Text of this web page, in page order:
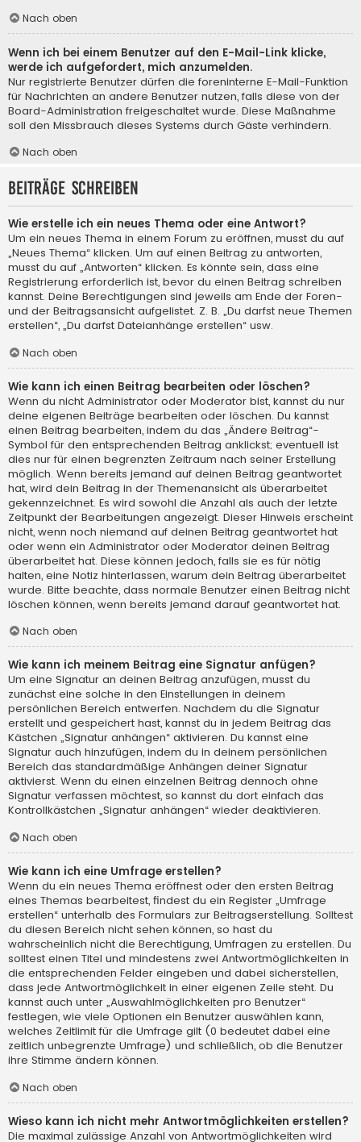
Nach oben
Wenn ich bei einem Benutzer auf den E-Mail-Link klicke,
werde ich aufgefordert, mich anzumelden.
Nur registrierte Benutzer dürfen die foreninterne E-Mail-Funktion
für Nachrichten an andere Benutzer nutzen, falls diese von der
Board-Administration freigeschaltet wurde. Diese Maßnahme
soll den Missbrauch dieses Systems durch Gäste verhindern.
Nach oben
Beiträge schreiben
Wie erstelle ich ein neues Thema oder eine Antwort?
Um ein neues Thema in einem Forum zu eröffnen, musst du auf
„Neues Thema“ klicken. Um auf einen Beitrag zu antworten,
musst du auf „Antworten“ klicken. Es könnte sein, dass eine
Registrierung erforderlich ist, bevor du einen Beitrag schreiben
kannst. Deine Berechtigungen sind jeweils am Ende der Foren-
und der Beitragsansicht aufgelistet. Z. B. „Du darfst neue Themen
erstellen“, „Du darfst Dateianhänge erstellen“ usw.
Nach oben
Wie kann ich einen Beitrag bearbeiten oder löschen?
Wenn du nicht Administrator oder Moderator bist, kannst du nur
deine eigenen Beiträge bearbeiten oder löschen. Du kannst
einen Beitrag bearbeiten, indem du das „Ändere Beitrag“-
Symbol für den entsprechenden Beitrag anklickst; eventuell ist
dies nur für einen begrenzten Zeitraum nach seiner Erstellung
möglich. Wenn bereits jemand auf deinen Beitrag geantwortet
hat, wird dein Beitrag in der Themenansicht als überarbeitet
gekennzeichnet. Es wird sowohl die Anzahl als auch der letzte
Zeitpunkt der Bearbeitungen angezeigt. Dieser Hinweis erscheint
nicht, wenn noch niemand auf deinen Beitrag geantwortet hat
oder wenn ein Administrator oder Moderator deinen Beitrag
überarbeitet hat. Diese können jedoch, falls sie es für nötig
halten, eine Notiz hinterlassen, warum dein Beitrag überarbeitet
wurde. Bitte beachte, dass normale Benutzer einen Beitrag nicht
löschen können, wenn bereits jemand darauf geantwortet hat.
Nach oben
Wie kann ich meinem Beitrag eine Signatur anfügen?
Um eine Signatur an deinen Beitrag anzufügen, musst du
zunächst eine solche in den Einstellungen in deinem
persönlichen Bereich entwerfen. Nachdem du die Signatur
erstellt und gespeichert hast, kannst du in jedem Beitrag das
Kästchen „Signatur anhängen“ aktivieren. Du kannst eine
Signatur auch hinzufügen, indem du in deinem persönlichen
Bereich das standardmäßige Anhängen deiner Signatur
aktivierst. Wenn du einen einzelnen Beitrag dennoch ohne
Signatur verfassen möchtest, so kannst du dort einfach das
Kontrollkästchen „Signatur anhängen“ wieder deaktivieren.
Nach oben
Wie kann ich eine Umfrage erstellen?
Wenn du ein neues Thema eröffnest oder den ersten Beitrag
eines Themas bearbeitest, findest du ein Register „Umfrage
erstellen“ unterhalb des Formulars zur Beitragserstellung. Solltest
du diesen Bereich nicht sehen können, so hast du
wahrscheinlich nicht die Berechtigung, Umfragen zu erstellen. Du
solltest einen Titel und mindestens zwei Antwortmöglichkeiten in
die entsprechenden Felder eingeben und dabei sicherstellen,
dass jede Antwortmöglichkeit in einer eigenen Zeile steht. Du
kannst auch unter „Auswahlmöglichkeiten pro Benutzer“
festlegen, wie viele Optionen ein Benutzer auswählen kann,
welches Zeitlimit für die Umfrage gilt (0 bedeutet dabei eine
zeitlich unbegrenzte Umfrage) und schließlich, ob die Benutzer
ihre Stimme ändern können.
Nach oben
Wieso kann ich nicht mehr Antwortmöglichkeiten erstellen?
Die maximal zulässige Anzahl von Antwortmöglichkeiten wird